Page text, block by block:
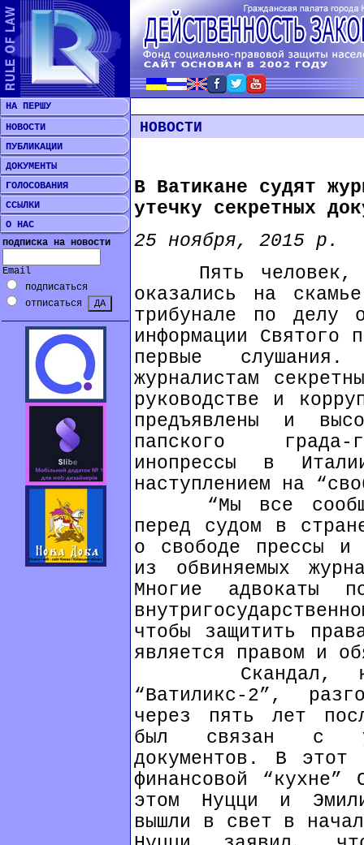
НА ПЕРШУ
НОВОСТИ
ПУБЛИКАЦИИ
ДОКУМЕНТЫ
ГОЛОСОВАНИЯ
ССЫЛКИ
О НАС
подписка на новости
Email
подписаться
отписаться
НОВОСТИ
В Ватикане судят
утечку секретных
25 ноября, 2015 р.
Пять человек,
оказались на
трибунале по делу
информации Святого
первые
журналистам
руководстве и
предъявлены и
папского града-
инопрессы в
наступлением на
“Мы все
перед судом в
о свободе прессы и
из обвиняемых
Многие адвокаты
чтобы защитить
является правом и
Скандал,
“Ватиликс-2”,
через пять лет
был связан с
документов. В этот
финансовой “кухне”
этом Нуцци и
вышли в свет в